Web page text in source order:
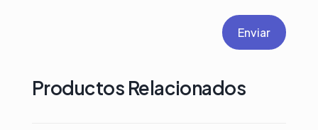
Enviar
Productos Relacionados